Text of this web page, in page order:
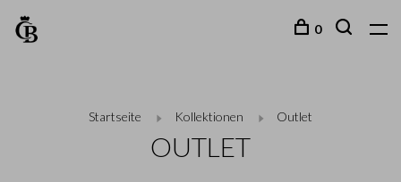
0
Startseite Kollektionen Outlet
OUTLET